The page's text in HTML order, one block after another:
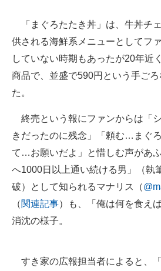
「まぐろたたき丼」は、牛丼チ
供される海鮮系メニューとしてフ
していない時期もあったが20年近
商品で、並盛で590円という手ご
た。
終売という報にファンからは「
きだったのに残念」「頼む…まぐ
て…お願いだよ」と惜しむ声があ
へ1000日以上通い続ける男」（執
破）として知られるマナリス（
（関連記事）も、「俺は何を食え
消沈の様子。
すき家の広報担当者によると、「